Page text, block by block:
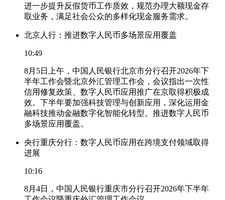
进一步提升反假货币工作质效，规范办理大额现金存
取业务，满足社会公众的多样化现金服务需求。
北京人行：推进数字人民币多场景应用覆盖
10:49
8月5日上午，中国人民银行北京市分行召开2026年下
半年工作会暨北京外汇管理工作会，会议指出一次性
信用修复政策、数字人民币应用推广在京取得积极成
效。下半年要加强科技管理与创新应用，深化运用金
融科技推动金融数字化智能化转型。推进数字人民币
多场景应用覆盖。
央行重庆分行：数字人民币应用在跨境支付领域取得
进展
10:16
8月4日，中国人民银行重庆市分行召开2026年下半年